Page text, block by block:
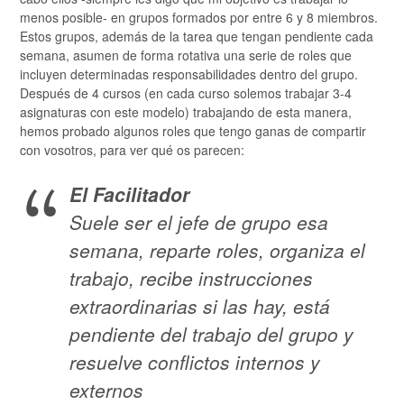
menos posible- en grupos formados por entre 6 y 8 miembros.
Estos grupos, además de la tarea que tengan pendiente cada
semana, asumen de forma rotativa una serie de roles que
incluyen determinadas responsabilidades dentro del grupo.
Después de 4 cursos (en cada curso solemos trabajar 3-4
asignaturas con este modelo) trabajando de esta manera,
hemos probado algunos roles que tengo ganas de compartir
con vosotros, para ver qué os parecen:
El Facilitador
Suele ser el jefe de grupo esa
semana, reparte roles, organiza el
trabajo, recibe instrucciones
extraordinarias si las hay, está
pendiente del trabajo del grupo y
resuelve conflictos internos y
externos